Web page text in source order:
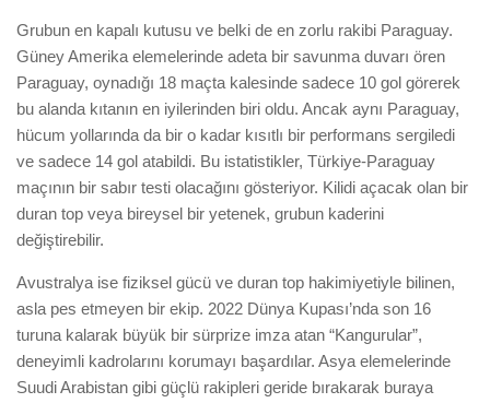
Grubun en kapalı kutusu ve belki de en zorlu rakibi Paraguay.
Güney Amerika elemelerinde adeta bir savunma duvarı ören
Paraguay, oynadığı 18 maçta kalesinde sadece 10 gol görerek
bu alanda kıtanın en iyilerinden biri oldu. Ancak aynı Paraguay,
hücum yollarında da bir o kadar kısıtlı bir performans sergiledi
ve sadece 14 gol atabildi. Bu istatistikler, Türkiye-Paraguay
maçının bir sabır testi olacağını gösteriyor. Kilidi açacak olan bir
duran top veya bireysel bir yetenek, grubun kaderini
değiştirebilir.
Avustralya ise fiziksel gücü ve duran top hakimiyetiyle bilinen,
asla pes etmeyen bir ekip. 2022 Dünya Kupası’nda son 16
turuna kalarak büyük bir sürprize imza atan “Kangurular”,
deneyimli kadrolarını korumayı başardılar. Asya elemelerinde
Suudi Arabistan gibi güçlü rakipleri geride bırakarak buraya